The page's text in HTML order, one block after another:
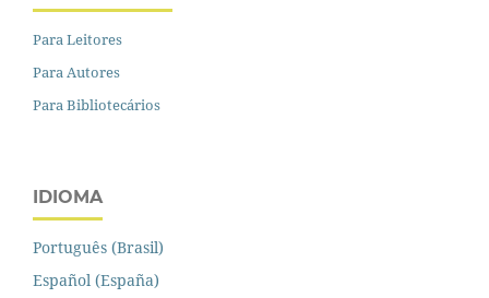
Para Leitores
Para Autores
Para Bibliotecários
IDIOMA
Português (Brasil)
Español (España)